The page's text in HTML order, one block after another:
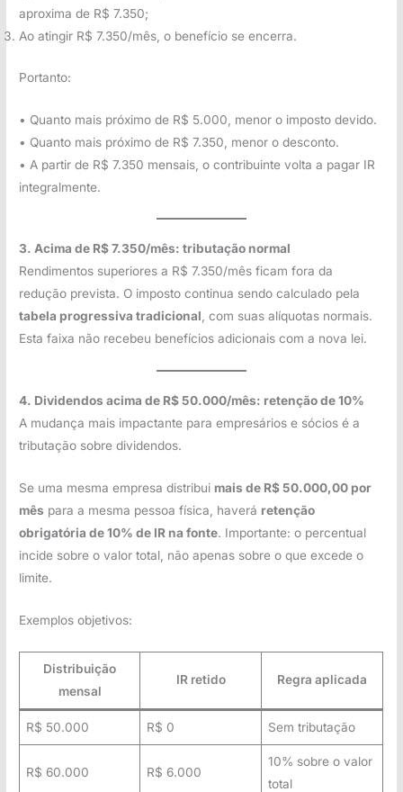
aproxima de R$ 7.350;
Ao atingir R$ 7.350/mês, o benefício se encerra.
Portanto:
• Quanto mais próximo de R$ 5.000, menor o imposto devido.
• Quanto mais próximo de R$ 7.350, menor o desconto.
• A partir de R$ 7.350 mensais, o contribuinte volta a pagar IR
integralmente.
3. Acima de R$ 7.350/mês: tributação normal
Rendimentos superiores a R$ 7.350/mês ficam fora da
redução prevista. O imposto continua sendo calculado pela
tabela progressiva tradicional, com suas alíquotas normais.
Esta faixa não recebeu benefícios adicionais com a nova lei.
4. Dividendos acima de R$ 50.000/mês: retenção de 10%
A mudança mais impactante para empresários e sócios é a
tributação sobre dividendos.
Se uma mesma empresa distribui mais de R$ 50.000,00 por
mês para a mesma pessoa física, haverá retenção
obrigatória de 10% de IR na fonte. Importante: o percentual
incide sobre o valor total, não apenas sobre o que excede o
limite.
Exemplos objetivos:
Distribuição
mensal
IR retido Regra aplicada
R$ 50.000 R$ 0 Sem tributação
R$ 60.000 R$ 6.000
10% sobre o valor
total